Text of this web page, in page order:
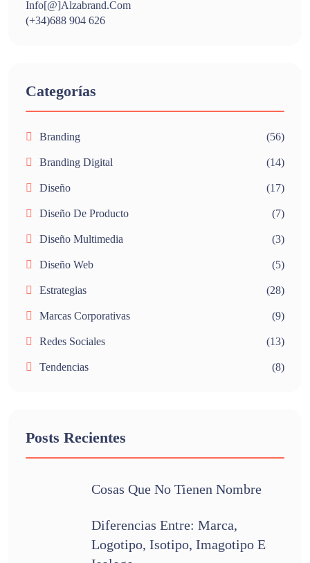
Info[@]alzabrand.com
(+34)688 904 626
Categorías
Branding (56)
Branding Digital (14)
Diseño (17)
Diseño De Producto (7)
Diseño Multimedia (3)
Diseño Web (5)
Estrategias (28)
Marcas Corporativas (9)
Redes Sociales (13)
Tendencias (8)
Posts Recientes
Cosas Que No Tienen Nombre
Diferencias Entre: Marca,
Logotipo, Isotipo, Imagotipo E